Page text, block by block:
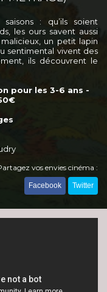
: qu’ils soient
les ours savent aussi
un petit lapin
sentimental vivent des
ils découvrent le
pour les 3-6 ans -
vos envies cinéma :
Facebook Twitter